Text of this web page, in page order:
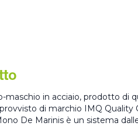
in acciaio, prodotto di
di marchio IMQ Quality
De Marinis è un sistema